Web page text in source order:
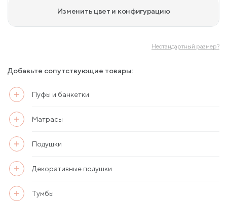
Изменить цвет и конфигурацию
Нестандартный размер?
Добавьте сопутствующие товары:
Пуфы и банкетки
Матрасы
Подушки
Декоративные подушки
Тумбы